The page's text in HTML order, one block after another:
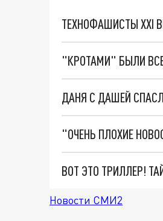
ТЕХНОФАШИСТЫ XXI
"КРОТАМИ" БЫЛИ
ДАНЯ С ДАШЕЙ
ВОТ ЭТО ТРИЛЛЕР!
Новости СМИ2